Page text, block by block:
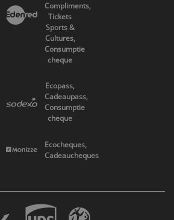
Compliments,
Tickets
Sports &
Cultures,
Consumptie
cheque
Ecopass,
Cadeaupass,
Consumptie
cheque
Ecocheques,
Cadeaucheques